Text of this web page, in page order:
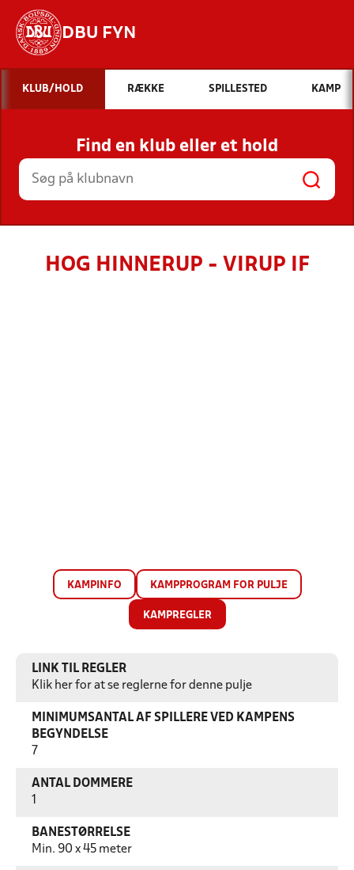
DBU FYN
Hvad vil du søge efter?
INDHOLD OG NYHEDER
STILLINGER, RESULTATER, KLUBBER OG
HOLD
KLUB/HOLD RÆKKE SPILLESTED KAMP
Find en klub eller et hold
HOG HINNERUP - VIRUP IF
KAMPINFO KAMPPROGRAM FOR PULJE
KAMPREGLER
LINK TIL REGLER
Klik her for at se reglerne for denne pulje
MINIMUMSANTAL AF SPILLERE VED KAMPENS
BEGYNDELSE
7
ANTAL DOMMERE
BANESTØRRELSE
Min. 90 x 45 meter